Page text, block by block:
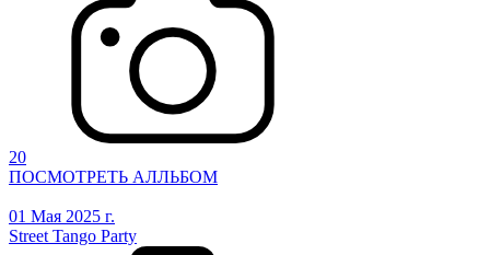
20
ПОСМОТРЕТЬ АЛЛЬБОМ
01 Мая 2025 г.
Street Tango Party